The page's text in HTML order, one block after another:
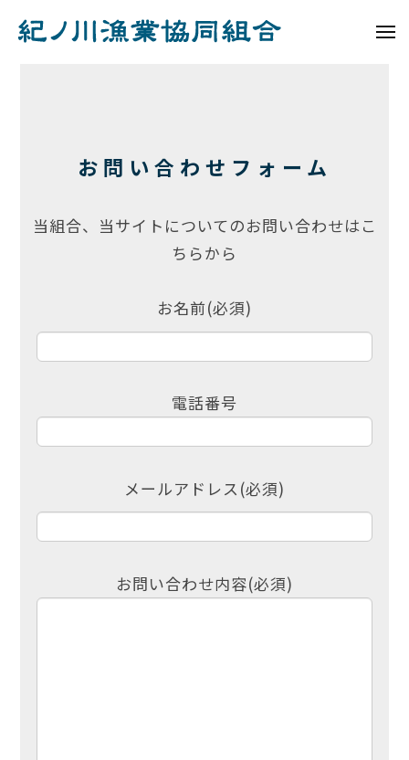
メ
お問い合わせフォーム
当組合、当サイトについてのお問い合わせはこ
ちらから
お名前(必須)
電話番号
メールアドレス(必須)
お問い合わせ内容(必須)
ノ
川